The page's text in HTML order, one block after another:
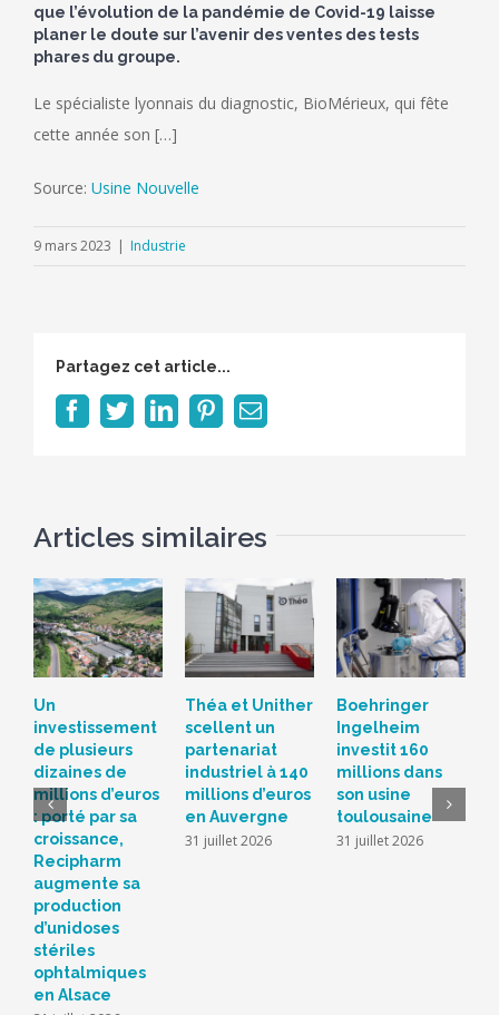
que l’évolution de la pandémie de Covid-19 laisse
planer le doute sur l’avenir des ventes des tests
phares du groupe.
Le spécialiste lyonnais du diagnostic, BioMérieux, qui fête
cette année son […]
Source: Usine Nouvelle
9 mars 2023 | Industrie
Partagez cet article...
Facebook
TwitterLinkedInPinterest
Email
Articles similaires
Un
investissement
de plusieurs
dizaines de
millions d’euros
: porté par sa
croissance,
Recipharm
augmente sa
production
d’unidoses
stériles
ophtalmiques
en Alsace
Théa et Unither
scellent un
partenariat
industriel à 140
millions d’euros
en Auvergne
31 juillet 2026
Boehringer
Ingelheim
investit 160
millions dans
son usine
toulousaine
31 juillet 2026